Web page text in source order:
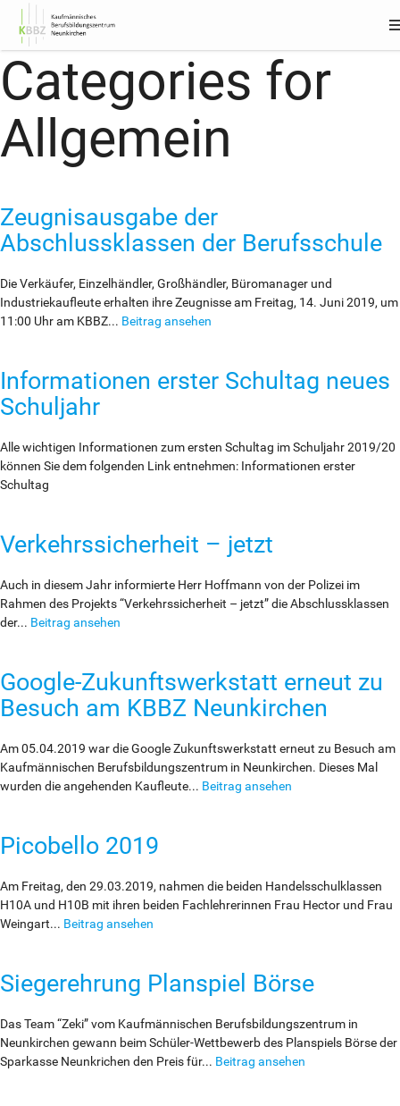
Categories for
Allgemein
Zeugnisausgabe der
Abschlussklassen der Berufsschule
Die Verkäufer, Einzelhändler, Großhändler, Büromanager und
Industriekaufleute erhalten ihre Zeugnisse am Freitag, 14. Juni 2019, um
11:00 Uhr am KBBZ... Beitrag ansehen
Informationen erster Schultag neues
Schuljahr
Alle wichtigen Informationen zum ersten Schultag im Schuljahr 2019/20
können Sie dem folgenden Link entnehmen: Informationen erster
Schultag
Verkehrssicherheit – jetzt
Auch in diesem Jahr informierte Herr Hoffmann von der Polizei im
Rahmen des Projekts “Verkehrssicherheit – jetzt” die Abschlussklassen
der... Beitrag ansehen
Google-Zukunftswerkstatt erneut zu
Besuch am KBBZ Neunkirchen
Am 05.04.2019 war die Google Zukunftswerkstatt erneut zu Besuch am
Kaufmännischen Berufsbildungszentrum in Neunkirchen. Dieses Mal
wurden die angehenden Kaufleute... Beitrag ansehen
Picobello 2019
Am Freitag, den 29.03.2019, nahmen die beiden Handelsschulklassen
H10A und H10B mit ihren beiden Fachlehrerinnen Frau Hector und Frau
Weingart... Beitrag ansehen
Siegerehrung Planspiel Börse
Das Team “Zeki” vom Kaufmännischen Berufsbildungszentrum in
Neunkirchen gewann beim Schüler-Wettbewerb des Planspiels Börse der
Sparkasse Neunkrichen den Preis für... Beitrag ansehen